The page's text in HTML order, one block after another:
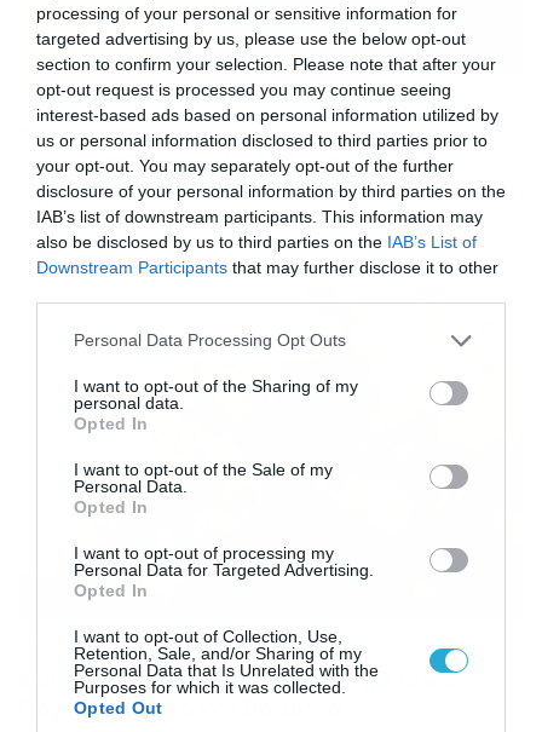
processing of your personal or sensitive information for
targeted advertising by us, please use the below opt-out
section to confirm your selection. Please note that after your
opt-out request is processed you may continue seeing
interest-based ads based on personal information utilized by
us or personal information disclosed to third parties prior to
your opt-out. You may separately opt-out of the further
disclosure of your personal information by third parties on the
IAB’s list of downstream participants. This information may
also be disclosed by us to third parties on the IAB’s List of
Downstream Participants that may further disclose it to other
Please note that this website/app uses one or more Google
not limited to your visit or usage behaviour. You may click to
grant or deny consent to Google and its third-party tags to
use your data for below specified purposes in below Google
consent section.
Personal Data Processing Opt Outs
I want to opt-out of the Sharing of my
personal data.
Opted In
I want to opt-out of the Sale of my
Personal Data.
Opted In
I want to opt-out of processing my
Personal Data for Targeted Advertising.
Opted In
I want to opt-out of Collection, Use,
Retention, Sale, and/or Sharing of my
Personal Data that Is Unrelated with the
Purposes for which it was collected.
Opted Out
02/08/2026 10:11
Καιρός: Τάση για κύμα έντονης ζέστης
από το GFS – Τα νέα δεδομένα (vid)
Διατηρεί το GFS την τάση για άνοδο της θερμοκρασίας
το ερχόμενο Σαββατοκύριακο...
02/08/2026 09:33
Φωτιές τώρα: Μαίνεται η mega fire σε
Πόρτο Γερμενό και Βοιωτία